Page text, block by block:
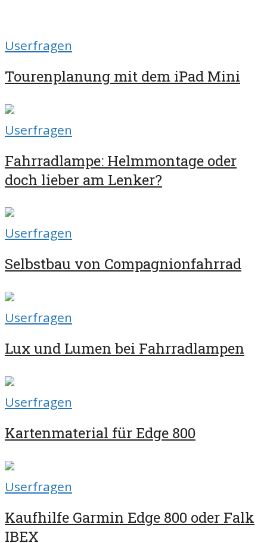
Userfragen
Tourenplanung mit dem iPad Mini
Userfragen
Fahrradlampe: Helmmontage oder
doch lieber am Lenker?
Userfragen
Selbstbau von Compagnionfahrrad
Userfragen
Lux und Lumen bei Fahrradlampen
Userfragen
Kartenmaterial für Edge 800
Userfragen
Kaufhilfe Garmin Edge 800 oder Falk
IBEX